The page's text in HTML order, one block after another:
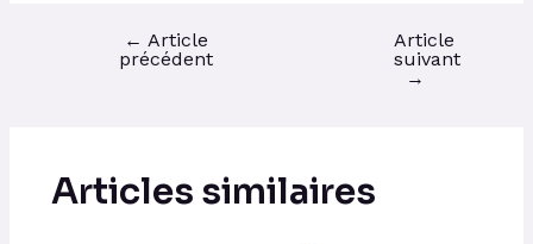
← Article
précédent
Article
suivant
→
Articles similaires